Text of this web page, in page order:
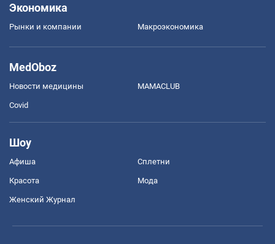
Экономика
Рынки и компании Mакроэкономика
MedOboz
Новости медицины MAMACLUB
Covid
Шоу
Афиша Сплетни
Красота Мода
Женский Журнал